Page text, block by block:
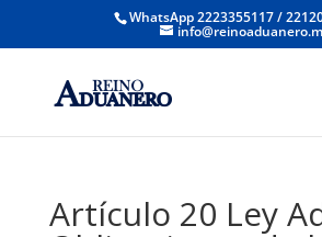
WhatsApp 2223355117 /
Artículo 20 Ley